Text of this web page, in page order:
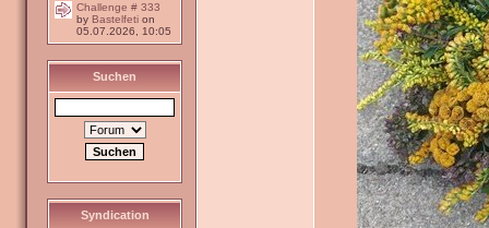
Challenge # 333
by Bastelfeti on
05.07.2026, 10:05
Suchen
Syndication